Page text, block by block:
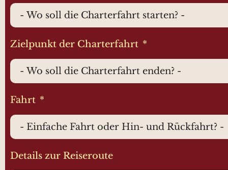
Zielpunkt der Charterfahrt
Fahrt
Details zur Reiseroute